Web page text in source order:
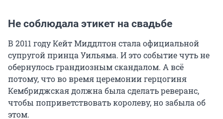
Не соблюдала этикет на свадьбе
В 2011 году Кейт Миддлтон стала официальной
супругой принца Уильяма. И это событие чуть не
обернулось грандиозным скандалом. А всё
потому, что во время церемонии герцогиня
Кембриджская должна была сделать реверанс,
чтобы поприветствовать королеву, но забыла об
этом.